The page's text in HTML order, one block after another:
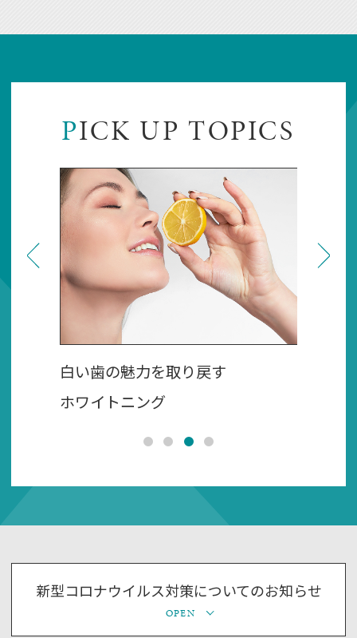
「無痛治療」の裏側｜麻酔の痛みを抑える
4つの工夫が公開されました！！
「麻酔の注射が怖い」「昔、歯医者で痛い
思いをしてから足が遠のいている」そんな
方に向けて、名古屋・大須の「かみまえず
しかいいん（上前津歯科医院）」が、歯科
医院で実際に行われている痛みを軽減する
ための工夫をわかりやすく解説します。
「無痛治療」は魔法のように痛みをゼロに
り？歯科医が教える予防法を公開しまし
た！！
高齢者の肺炎、その約7割は「誤嚥性肺炎」だと言
PICK UP TOPICS
白い歯の魅力を取り戻す
ホワイトニング
新型コロナウイルス対策についてのお知らせ